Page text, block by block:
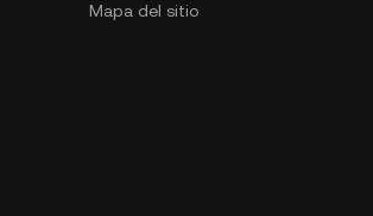
Mapa del sitio